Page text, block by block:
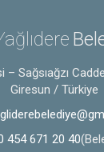
– Sağsıağzı
Giresun / Türkiye
454 671 20 40